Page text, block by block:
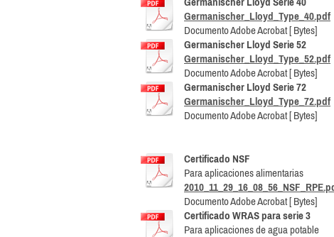
Germanischer_Lloyd_Type_40.pdf
Documento Adobe Acrobat [ Bytes]
Germanischer Lloyd Serie 52
Germanischer_Lloyd_Type_52.pdf
Documento Adobe Acrobat [ Bytes]
Germanischer Lloyd Serie 72
Germanischer_Lloyd_Type_72.pdf
Documento Adobe Acrobat [ Bytes]
Certificado NSF
Para aplicaciones alimentarias
Documento Adobe Acrobat [ Bytes]
Certificado WRAS para serie 3
Para aplicaciones de agua potable